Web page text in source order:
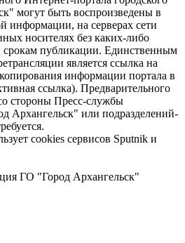
могут быть воспроизведены в
информации, на серверах сети
носителях без каких-либо
срокам публикации. Единственным
является ссылка на
информации портала в
ссылка). Предварительного
стороны Пресс-службы
Архангельск" или подразделений-
cookies сервисов Sputnik и
ГО "Город Архангельск"